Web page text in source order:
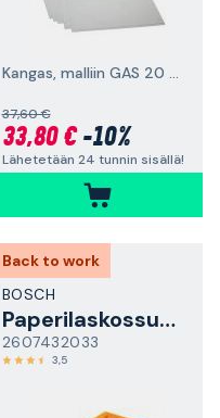
Kangas, malliin GAS 20 L SFC, 5 kpl
37,60 €
33,80 €-10%
Lähetetään 24 tunnin sisällä!
Back to work
BOSCH
Paperilaskossuodatin
2607432033
3,5